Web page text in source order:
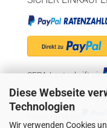
Diese Webseite
Technologien
Wir verwenden Cookies
SEPA-Lastschrift via
"Später bezahlen" via